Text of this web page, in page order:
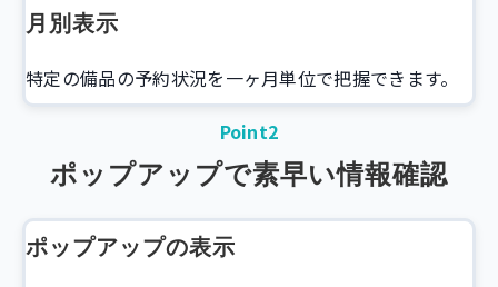
月別表示
特定の備品の予約状況を一ヶ月単位で把握できます。
Point2
ポップアップで素早い情報確認
ポップアップの表示